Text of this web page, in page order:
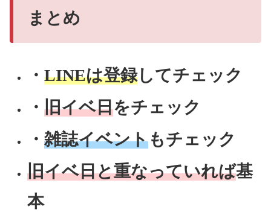
まとめ
・LINEは登録してチェック
・旧イベ日をチェック
・雑誌イベントもチェック
旧イベ日と重なっていれば基
本